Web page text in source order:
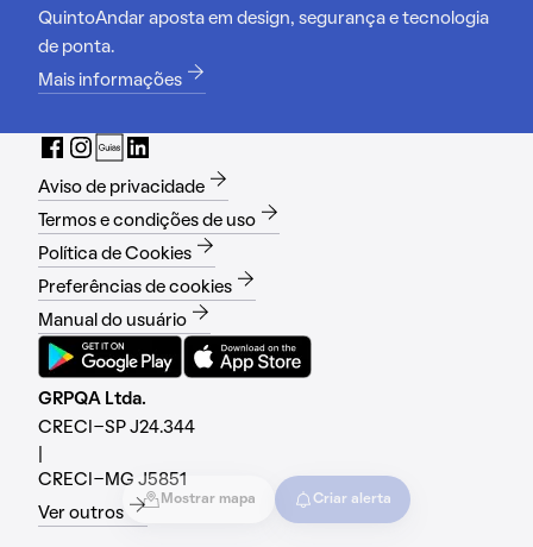
Mostrar mapa Criar alerta
QuintoAndar aposta em design, segurança e tecnologia
de ponta.
Mais informações
Aviso de privacidade
Termos e condições de uso
Política de Cookies
Preferências de cookies
Manual do usuário
GRPQA Ltda.
CRECI-SP J24.344
CRECI-MG J5851
Ver outros